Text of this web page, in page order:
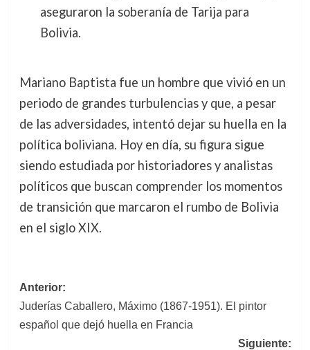
aseguraron la soberanía de Tarija para
Bolivia.
Mariano Baptista fue un hombre que vivió en un
periodo de grandes turbulencias y que, a pesar
de las adversidades, intentó dejar su huella en la
política boliviana. Hoy en día, su figura sigue
siendo estudiada por historiadores y analistas
políticos que buscan comprender los momentos
de transición que marcaron el rumbo de Bolivia
en el siglo XIX.
Navegación
de
entradas
Anterior:
Juderías Caballero, Máximo (1867-1951). El pintor
español que dejó huella en Francia
Siguiente: